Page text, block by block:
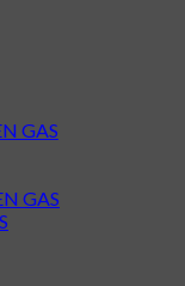
GAS
GAS